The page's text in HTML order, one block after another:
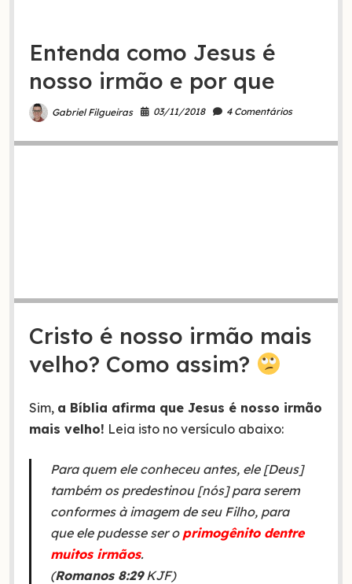
Entenda como Jesus é
nosso irmão e por que
Gabriel Filgueiras 03/11/2018 4 Comentários
Cristo é nosso irmão mais
velho? Como assim?
Sim, a Bíblia afirma que Jesus é nosso irmão
mais velho! Leia isto no versículo abaixo:
Para quem ele conheceu antes, ele [Deus]
também os predestinou [nós] para serem
conformes à imagem de seu Filho, para
que ele pudesse ser o primogênito dentre
muitos irmãos.
(Romanos 8:29KJF)